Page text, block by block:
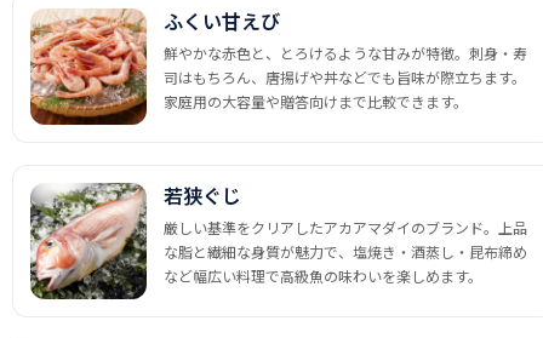
ふくい甘えび
鮮やかな赤色と、とろけるような甘みが特徴。刺身・寿
司はもちろん、唐揚げや丼などでも旨味が際立ちます。
家庭用の大容量や贈答向けまで比較できます。
若狭ぐじ
厳しい基準をクリアしたアカアマダイのブランド。上品
な脂と繊細な身質が魅力で、塩焼き・酒蒸し・昆布締め
など幅広い料理で高級魚の味わいを楽しめます。